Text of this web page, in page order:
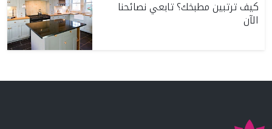
كيف ترتبين مطبخك؟ تابعي نصائحنا
الآن